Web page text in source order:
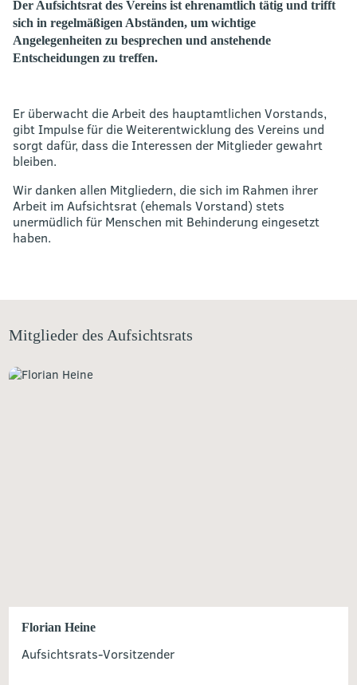
Der Aufsichtsrat des Vereins ist ehrenamtlich tätig und trifft
sich in regelmäßigen Abständen, um wichtige
Angelegenheiten zu besprechen und anstehende
Entscheidungen zu treffen.
Er überwacht die Arbeit des hauptamtlichen Vorstands,
gibt Impulse für die Weiterentwicklung des Vereins und
sorgt dafür, dass die Interessen der Mitglieder gewahrt
bleiben.
Wir danken allen Mitgliedern, die sich im Rahmen ihrer
Arbeit im Aufsichtsrat (ehemals Vorstand) stets
unermüdlich für Menschen mit Behinderung eingesetzt
haben.
Mitglieder des Aufsichtsrats
Florian Heine
Aufsichtsrats-Vorsitzender